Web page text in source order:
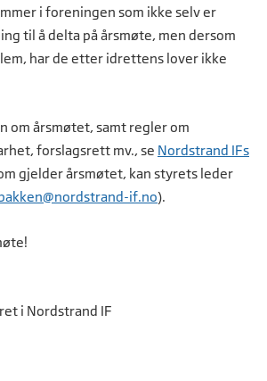
i foreningen som ikke selv er
til å delta på årsmøte, men dersom
har de etter idrettens lover ikke
om årsmøtet, samt regler om
forslagsrett mv., se Nordstrand IFs
gjelder årsmøtet, kan styrets leder
if.no).
i Nordstrand IF